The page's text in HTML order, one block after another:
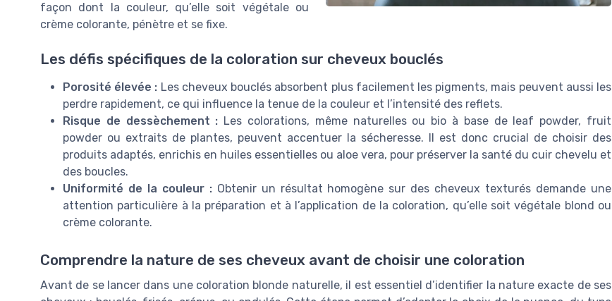
façon dont la couleur, qu’elle soit végétale ou
crème colorante, pénètre et se fixe.
Les défis spécifiques de la coloration sur cheveux bouclés
Porosité élevée : Les cheveux bouclés absorbent plus facilement les pigments, mais peuvent aussi les
perdre rapidement, ce qui influence la tenue de la couleur et l’intensité des reflets.
Risque de dessèchement : Les colorations, même naturelles ou bio à base de leaf powder, fruit
powder ou extraits de plantes, peuvent accentuer la sécheresse. Il est donc crucial de choisir des
produits adaptés, enrichis en huiles essentielles ou aloe vera, pour préserver la santé du cuir chevelu et
des boucles.
Uniformité de la couleur :Obtenir un résultat homogène sur des cheveux texturés demande une
attention particulière à la préparation et à l’application de la coloration, qu’elle soit végétale blond ou
crème colorante.
Comprendre la nature de ses cheveux avant de choisir une coloration
Avant de se lancer dans une coloration blonde naturelle, il est essentiel d’identifier la nature exacte de ses